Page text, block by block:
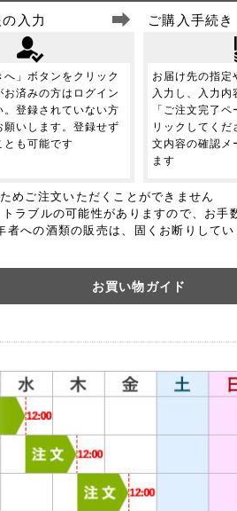
入力
へ」ボタンをクリック
お済みの方はログイン
。登録されていない方
願いします。登録せず
とも可能です
ご購入手続き
お届け先の指定
入力し、入力内
「ご注文完了
リックしてくだ
文内容の確認メ
ます
めご注文いただくことができません
ラブルの可能性がありますので、お手
者への酒類の販売は、固くお断りして
お買い物ガイド